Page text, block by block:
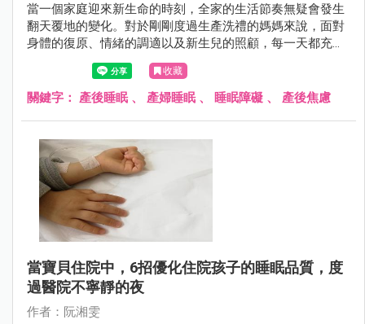
當一個家庭迎來新生命的時刻，全家的生活節奏無疑會發生
翻天覆地的變化。對於剛剛度過生產洗禮的媽媽來說，面對
身體的復原、情緒的調適以及新生兒的照顧，每一天都充滿
了挑戰。其中，睡眠無疑是重振精力、恢復體力的重要支
收藏
關鍵字： 產後睡眠、 產婦睡眠、 睡眠障礙 、 產後焦慮
當寶貝住院中，6招優化住院孩子的睡眠品質，度
過醫院不寧靜的夜
作者：阮湘雯